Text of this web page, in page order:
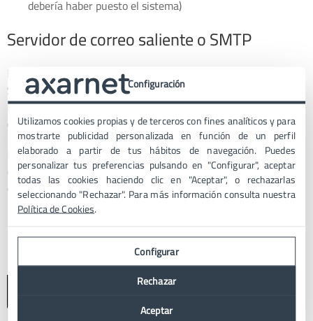
debería haber puesto el sistema)
Servidor de correo saliente o SMTP
En el servidor de correo saliente, también conocido como
SMTP, verás que en el nombre de usuario y contraseña se
indica que esopcional, ya quetoma la configuración de los
datos del servidor entrante, pues son los mismos.
Esta configuración falla y el iPhone no toma los datos
correctamente, por lo que te recomendamos que rellenes los
datos, si quieres enviar correos desde el teléfono.
Nombre del host
Nombre de usuarioCuenta de correo electrónico
La contraseña de la cuenta de correo
Configuración
Utilizamos cookies propias y de terceros con fines analíticos y para
mostrarte publicidad personalizada en función de un perfil
elaborado a partir de tus hábitos de navegación. Puedes
personalizar tus preferencias pulsando en "Configurar", aceptar
todas las cookies haciendo clic en "Aceptar", o rechazarlas
seleccionando "Rechazar". Para más información consulta nuestra
Política de Cookies.
Configurar
Rechazar
Aceptar